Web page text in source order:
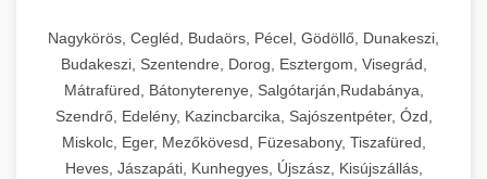
chef-iparikonyhagepek.hu
élelmiszer-előkészítéshez. Különböző reszelési
méretek különböző alkalmazásokhoz.
chef-iparikonyhagepek.hu
kereskedelmi sajtreszelő
🍳 28. Nagykonyhai
Berendezések
+
Teljes körű nagykonyhai berendezések és
professzionális vendéglátóipari kellékek.
Nagykörös, Cegléd, Budaörs, Pécel, Gödöllő, Dunakeszi,
Budakeszi, Szentendre, Dorog, Esztergom, Visegrád,
Mátrafüred, Bátonyterenye, Salgótarján,Rudabánya,
Szendrő, Edelény, Kazincbarcika, Sajószentpéter, Ózd,
Miskolc, Eger, Mezőkövesd, Füzesabony, Tiszafüred,
Heves, Jászapáti, Kunhegyes, Újszász, Kisújszállás,